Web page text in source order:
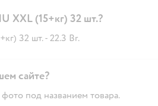
XXL (15+кг) 32 шт.?
32 шт. - 22.3 Br.
сайте?
под названием товара.